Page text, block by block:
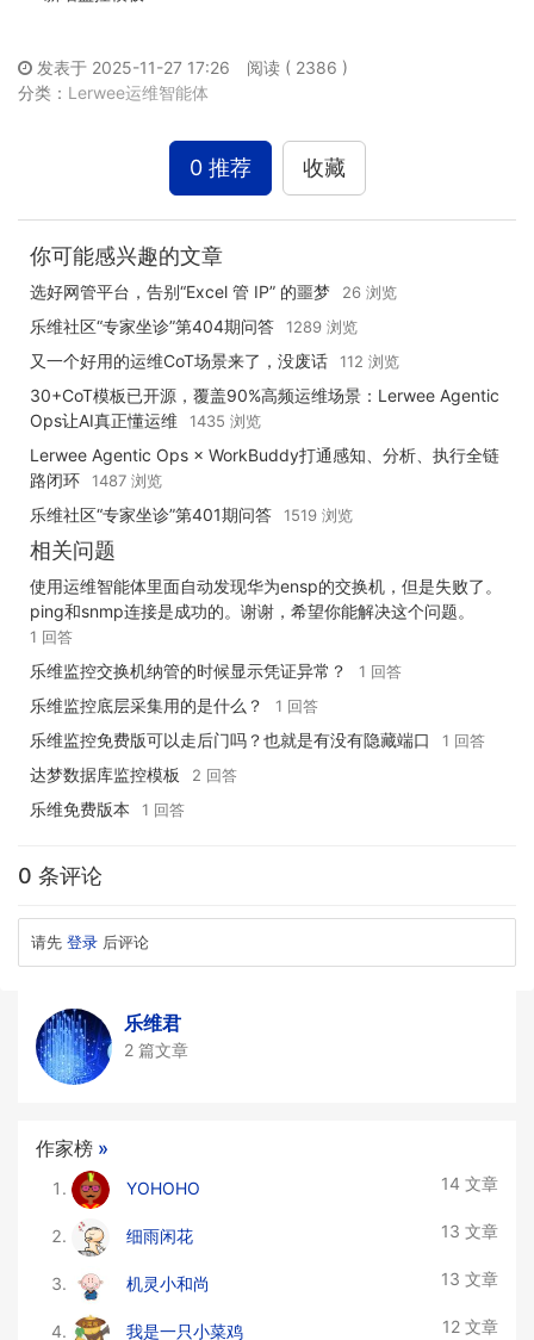
发表于 2025-11-27 17:26
阅读 ( 2386 )
分类： Lerwee运维智能体
0 推荐 收藏
你可能感兴趣的文章
选好网管平台，告别“Excel 管 IP” 的噩梦 26 浏览
乐维社区“专家坐诊”第404期问答 1289 浏览
又一个好用的运维CoT场景来了，没废话 112 浏览
30+CoT模板已开源，覆盖90%高频运维场景：Lerwee Agentic
Ops让AI真正懂运维
1435 浏览
Lerwee Agentic Ops × WorkBuddy打通感知、分析、执行全链
路闭环
1487 浏览
乐维社区“专家坐诊”第401期问答 1519 浏览
相关问题
使用运维智能体里面自动发现华为ensp的交换机，但是失败了。
ping和snmp连接是成功的。谢谢，希望你能解决这个问题。
1 回答
乐维监控交换机纳管的时候显示凭证异常？ 1 回答
乐维监控底层采集用的是什么？ 1 回答
乐维监控免费版可以走后门吗？也就是有没有隐藏端口 1 回答
达梦数据库监控模板 2 回答
乐维免费版本 1 回答
0 条评论
请先 登录 后评论
乐维君
2 篇文章
作家榜 »
YOHOHO 14 文章
细雨闲花 13 文章
机灵小和尚 13 文章
我是一只小菜鸡 12 文章